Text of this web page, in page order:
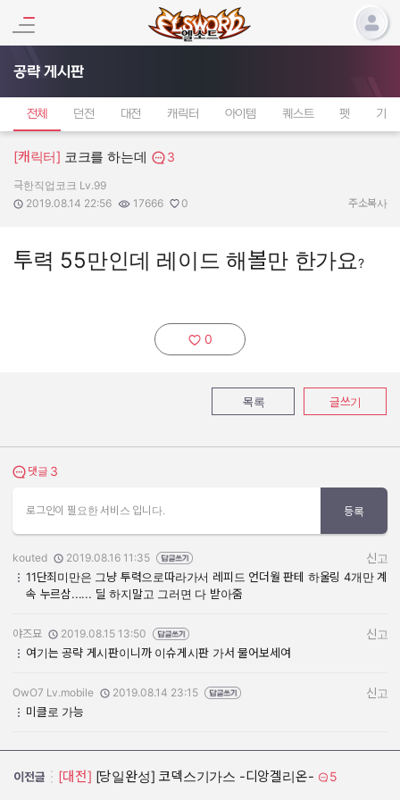
공략 게시판
전체 던전 대전 캐릭터 아이템 퀘스트 펫 기타
[캐릭터] 코크를 하는데 3
작성자:
극한직업코크 Lv.99
작성일:
2019.08.14 22:56
조회수:
17666
추천수:
0 주소복사
투력 55만인데 레이드 해볼만 한가요?
추천하기:
0
목록 글쓰기
댓글 보기
댓글 3
로그인이 필요한 서비스 입니다. 등록
작성자:
kouted
작성일:
2019.08.16 11:35
신고
11단죄미만은 그냥 투력으로따라가서 레피드 언더월 판테 하울링 4개만 계
속 누르삼...... 딜 하지말고 그러면 다 받아줌
작성자:
야즈묘
작성일:
2019.08.15 13:50
신고
여기는 공략 게시판이니까 이슈게시판 가서 물어보세여
작성자:
OwO7 Lv.mobile
작성일:
2019.08.14 23:15
신고
미클로 가능
이전글 [대전] [당일완성] 코덱스기가스 -디앙겔리온- 5